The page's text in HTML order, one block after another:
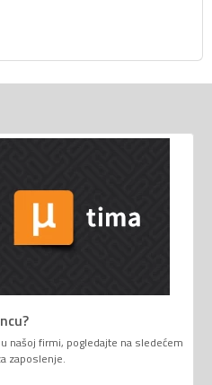
našoj firmi, pogledajte na sledećem
zaposlenje.